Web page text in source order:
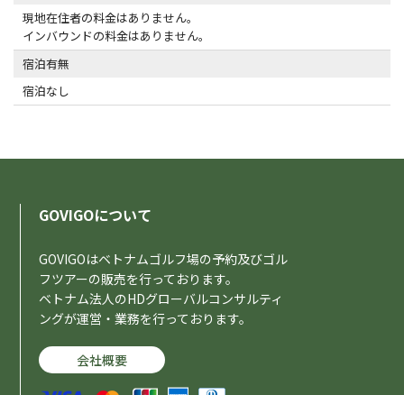
現地在住者の料金はありません。
インバウンドの料金はありません。
宿泊有無
宿泊なし
GOVIGOについて
GOVIGOはベトナムゴルフ場の予約及びゴル
フツアーの販売を行っております。
ベトナム法人のHDグローバルコンサルティ
ングが運営・業務を行っております。
会社概要